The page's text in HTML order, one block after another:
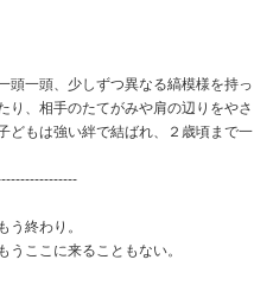
頭一頭、少しずつ異なる縞模様を持っ
り、相手のたてがみや肩の辺りをやさ
どもは強い絆で結ばれ、２歳頃まで一
終わり。
ここに来ることもない。